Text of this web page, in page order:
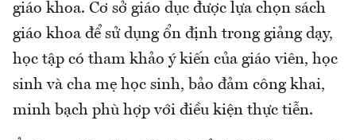
giáo khoa. Cơ sở giáo dục được lựa chọn sách
giáo khoa để sử dụng ổn định trong giảng dạy,
học tập có tham khảo ý kiến của giáo viên, học
sinh và cha mẹ học sinh, bảo đảm công khai,
minh bạch phù hợp với điều kiện thực tiễn.